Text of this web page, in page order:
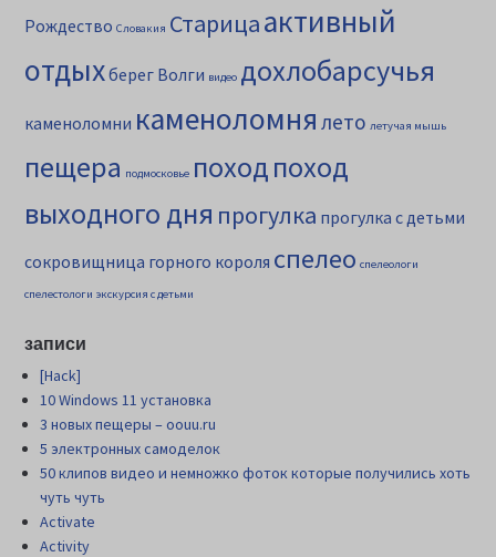
Рождество Словакия Старицаактивный
отдыхберег Волги видео дохлобарсучья
каменоломни каменоломня лето летучая мышь
пещера подмосковье походпоход
выходного дня прогулка прогулка с детьми
сокровищница горного короля спелео спелеологи
спелестологи экскурсия с детьми
записи
[Hack]
10 Windows 11 установка
3 новых пещеры – oouu.ru
5 электронных самоделок
50 клипов видео и немножко фоток которые получились хоть
чуть чуть
Activate
Activity